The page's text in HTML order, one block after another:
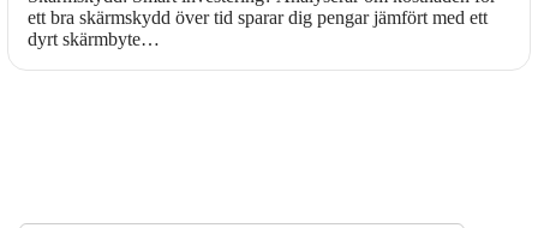
ett bra skärmskydd över tid sparar dig pengar jämfört med ett
dyrt skärmbyte…